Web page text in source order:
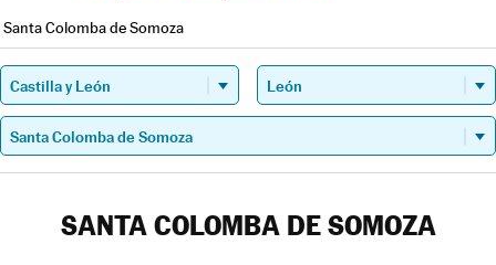
Santa Colomba de Somoza
SANTA COLOMBA DE SOMOZA